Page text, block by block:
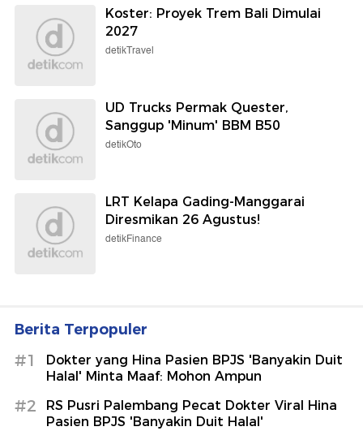
Koster: Proyek Trem Bali Dimulai
2027
detikTravel
UD Trucks Permak Quester,
Sanggup 'Minum' BBM B50
detikOto
LRT Kelapa Gading-Manggarai
Diresmikan 26 Agustus!
detikFinance
Berita Terpopuler
#1
Dokter yang Hina Pasien BPJS 'Banyakin Duit
Halal' Minta Maaf: Mohon Ampun
#2
RS Pusri Palembang Pecat Dokter Viral Hina
Pasien BPJS 'Banyakin Duit Halal'